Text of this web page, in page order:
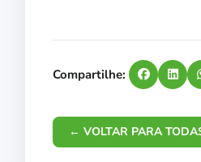
Compartilhe:
← VOLTAR PARA